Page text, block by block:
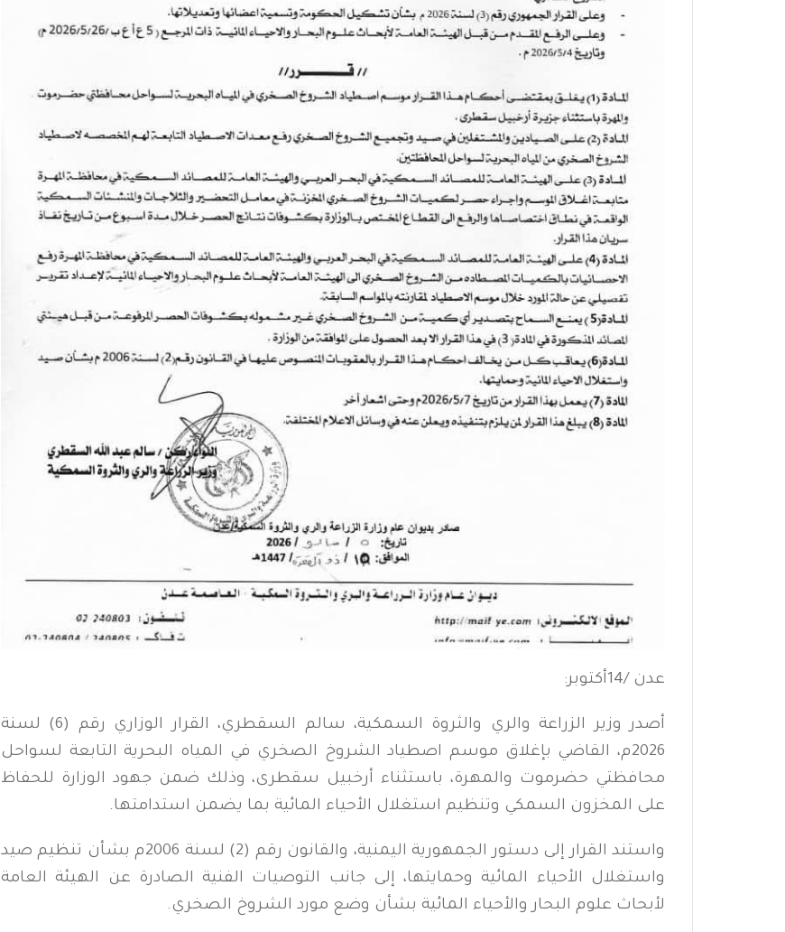
عدن /14أكتوبر:
أصدر وزير الزراعة والري والثروة السمكية، سالم السقطري، القرار الوزاري رقم (6) لسنة
2026م، القاضي بإغلاق موسم اصطياد الشروخ الصخري في المياه البحرية التابعة لسواحل
محافظتي حضرموت والمهرة، باستثناء أرخبيل سقطرى، وذلك ضمن جهود الوزارة للحفاظ
على المخزون السمكي وتنظيم استغلال الأحياء المائية بما يضمن استدامتها.
واستند القرار إلى دستور الجمهورية اليمنية، والقانون رقم (2) لسنة 2006م بشأن تنظيم صيد
واستغلال الأحياء المائية وحمايتها، إلى جانب التوصيات الفنية الصادرة عن الهيئة العامة
لأبحاث علوم البحار والأحياء المائية بشأن وضع مورد الشروخ الصخري.